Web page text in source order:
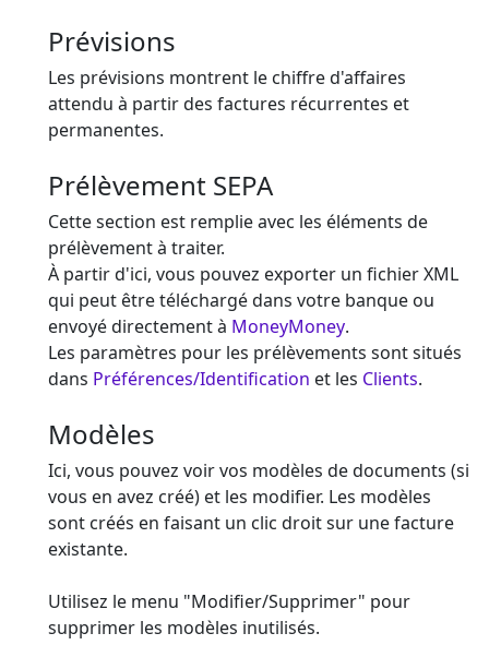
Prévisions
Les prévisions montrent le chiffre d'affaires
attendu à partir des factures récurrentes et
permanentes.
Prélèvement SEPA
Cette section est remplie avec les éléments de
prélèvement à traiter.
À partir d'ici, vous pouvez exporter un fichier XML
qui peut être téléchargé dans votre banque ou
envoyé directement à MoneyMoney.
Les paramètres pour les prélèvements sont situés
dans Préférences/Identification et les Clients.
Modèles
Ici, vous pouvez voir vos modèles de documents (si
vous en avez créé) et les modifier. Les modèles
sont créés en faisant un clic droit sur une facture
existante.
Utilisez le menu "Modifier/Supprimer" pour
supprimer les modèles inutilisés.